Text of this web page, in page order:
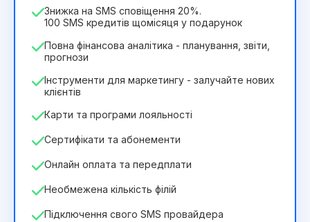
Знижка на SMS сповіщення 20%.
100 SMS кредитів щомісяця у подарунок
Повна фінансова аналітика - планування, звіти,
прогнози
Інструменти для маркетингу - залучайте нових
клієнтів
Карти та програми лояльності
Сертифікати та абонементи
Онлайн оплата та передплати
Необмежена кількість філій
Підключення свого SMS провайдера